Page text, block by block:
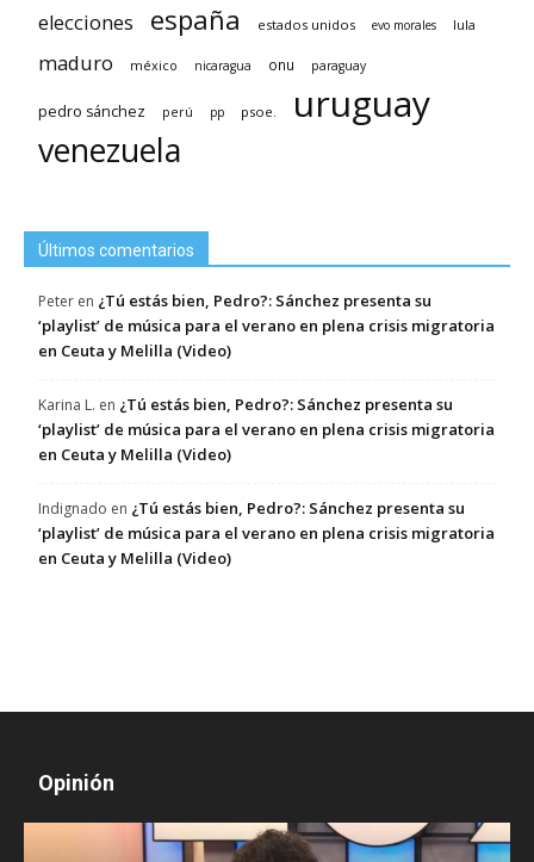
elecciones españa estados unidos evo morales lula
maduro méxico nicaragua onu paraguay
pedro sánchez perú pp psoe. uruguay
venezuela
Últimos comentarios
Peter en ¿Tú estás bien, Pedro?: Sánchez presenta su
‘playlist’ de música para el verano en plena crisis migratoria
en Ceuta y Melilla (Video)
Karina L. en ¿Tú estás bien, Pedro?: Sánchez presenta su
‘playlist’ de música para el verano en plena crisis migratoria
en Ceuta y Melilla (Video)
Indignado en ¿Tú estás bien, Pedro?: Sánchez presenta su
‘playlist’ de música para el verano en plena crisis migratoria
en Ceuta y Melilla (Video)
Opinión